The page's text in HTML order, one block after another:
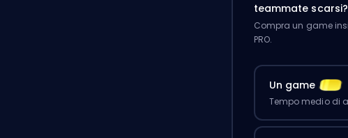
teammate scarsi?
Compra un game
PRO.
Un game
Tempo medio di